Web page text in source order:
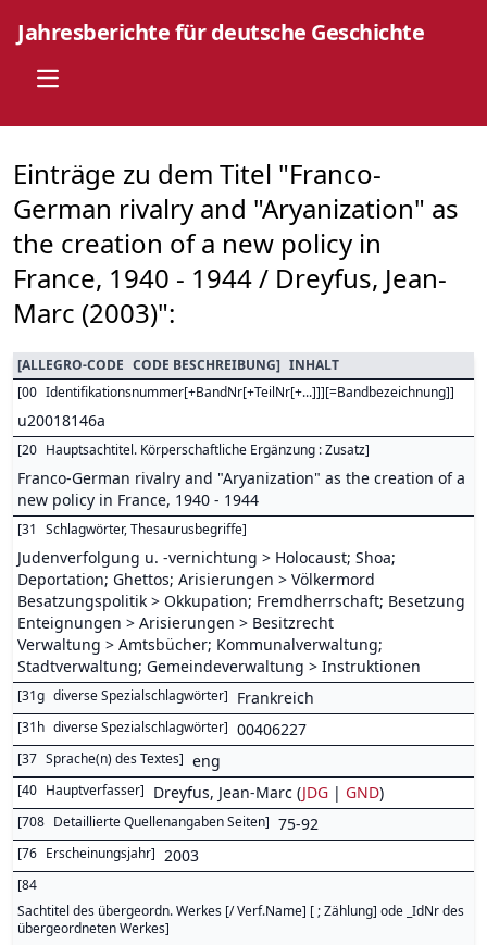
Jahresberichte für deutsche Geschichte
Open main menu
Einträge zu dem Titel "Franco-
German rivalry and "Aryanization" as
the creation of a new policy in
France, 1940 - 1944 / Dreyfus, Jean-
Marc (2003)":
[ALLEGRO-CODE CODE BESCHREIBUNG] INHALT
[00 Identifikationsnummer[+BandNr[+TeilNr[+...]]][=Bandbezeichnung]]
u20018146a
[20 Hauptsachtitel. Körperschaftliche Ergänzung : Zusatz]
Franco-German rivalry and "Aryanization" as the creation of a
new policy in France, 1940 - 1944
[31 Schlagwörter, Thesaurusbegriffe]
Judenverfolgung u. -vernichtung > Holocaust; Shoa;
Deportation; Ghettos; Arisierungen > Völkermord
Besatzungspolitik > Okkupation; Fremdherrschaft; Besetzung
Enteignungen > Arisierungen > Besitzrecht
Verwaltung > Amtsbücher; Kommunalverwaltung;
Stadtverwaltung; Gemeindeverwaltung > Instruktionen
[31g diverse Spezialschlagwörter] Frankreich
[31h diverse Spezialschlagwörter] 00406227
[37 Sprache(n) des Textes] eng
[40 Hauptverfasser] Dreyfus, Jean-Marc (JDG | GND)
[708 Detaillierte Quellenangaben Seiten] 75-92
[76 Erscheinungsjahr] 2003
[84
Sachtitel des übergeordn. Werkes [/ Verf.Name] [ ; Zählung] ode _IdNr des
übergeordneten Werkes]